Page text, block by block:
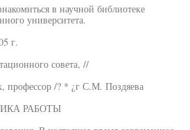
в научной библиотеке
университета.
г.
совета, //
профессор /? * ¿г С.М. Поздяева
РАБОТЫ